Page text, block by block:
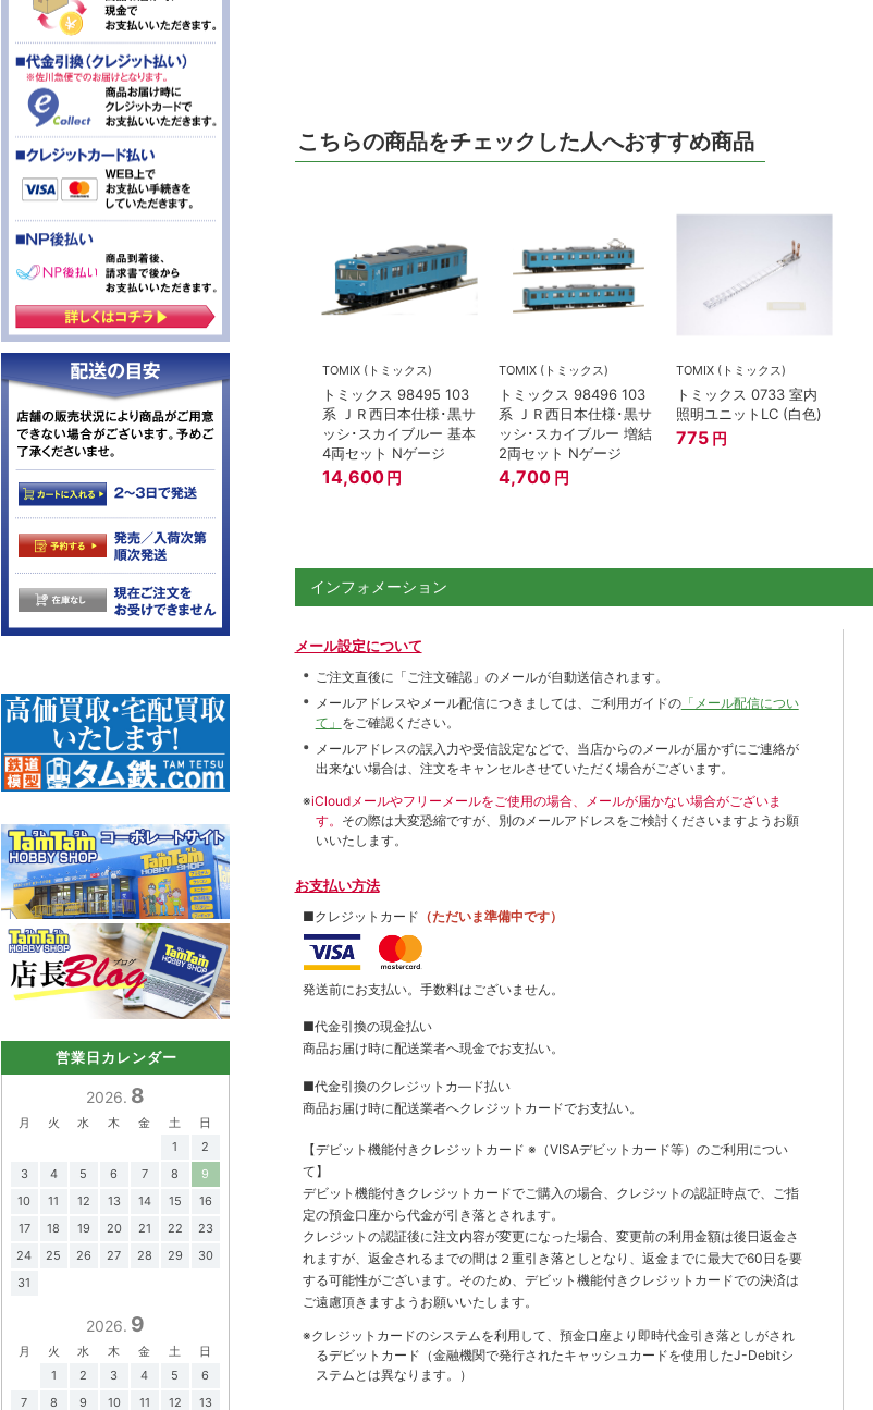
こちらの商品をチェックした人へおすすめ商品
TOMIX (トミックス)
トミックス 98495 103
系 ＪＲ西日本仕様･黒サ
ッシ･スカイブルー 基本
4両セット Nゲージ
14,600 円
TOMIX (トミックス)
トミックス 98496 103
系 ＪＲ西日本仕様･黒サ
ッシ･スカイブルー 増結
2両セット Nゲージ
4,700 円
TOMIX (トミックス)
トミックス 0733 室内
照明ユニットLC (白色)
775 円
インフォメーション
メール設定について
ご注文直後に「ご注文確認」のメールが自動送信されます。
メールアドレスやメール配信につきましては、ご利用ガイドの「メール配信につい
て」 をご確認ください。
メールアドレスの誤入力や受信設定などで、当店からのメールが届かずにご連絡が
出来ない場合は、注文をキャンセルさせていただく場合がございます。
※iCloudメールやフリーメールをご使用の場合、メールが届かない場合がございま
す。 その際は大変恐縮ですが、別のメールアドレスをご検討くださいますようお願
いいたします。
お支払い方法
■クレジットカード （ただいま準備中です）
発送前にお支払い。手数料はございません。
■代金引換の現金払い
商品お届け時に配送業者へ現金でお支払い。
■代金引換のクレジットカ―ド払い
商品お届け時に配送業者へクレジットカードでお支払い。
【デビット機能付きクレジットカード ※（VISAデビットカード等） のご利用につい
て】
デビット機能付きクレジットカードでご購入の場合、クレジットの認証時点で、ご指
定の預金口座から代金が引き落とされます。
クレジットの認証後に注文内容が変更になった場合、変更前の利用金額は後日返金さ
れますが、返金されるまでの間は２重引き落としとなり、返金までに最大で60日を要
する可能性がございます。そのため、デビット機能付きクレジットカードでの決済は
ご遠慮頂きますようお願いいたします。
※クレジットカードのシステムを利用して、預金口座より即時代金引き落としがされ
るデビットカード（金融機関で発行されたキャッシュカードを使用したJ-Debitシ
ステムとは異なります。）
営業日カレンダー
2026. 8
月 火 水 木 金 土
日
1
2
3
4 5 6 7 8
9
10
11 12 13 14 15
16
17
18 19 20 21 22
23
24
25 26 27 28 29
30
31
2026. 9
月 火 水 木 金 土
日
1
2 3 4 5
6
7
8 9 10 11 12 13